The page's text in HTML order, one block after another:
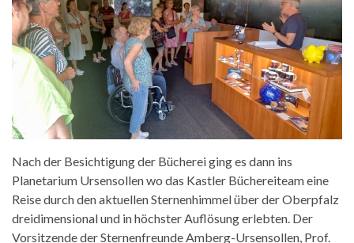
Nach der Besichtigung der Bücherei ging es dann ins
Planetarium Ursensollen wo das Kastler Büchereiteam eine
Reise durch den aktuellen Sternenhimmel über der Oberpfalz
dreidimensional und in höchster Auflösung erlebten. Der
Vorsitzende der Sternenfreunde Amberg-Ursensollen, Prof.